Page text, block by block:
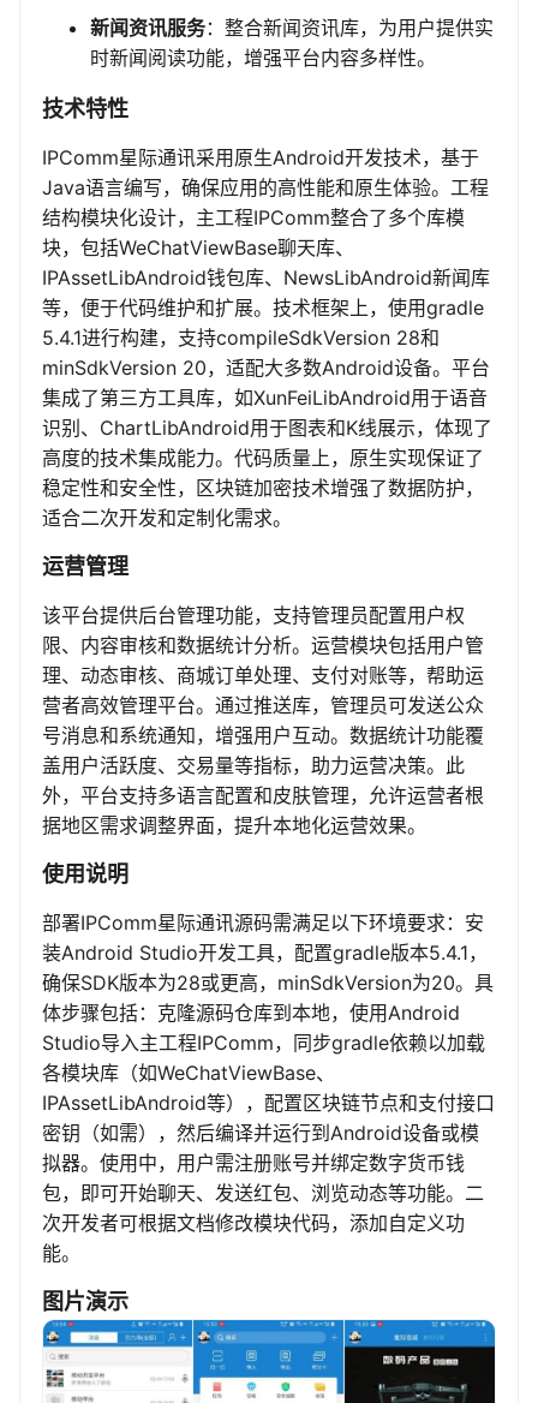
新闻资讯服务：整合新闻资讯库，为用户提供实
时新闻阅读功能，增强平台内容多样性。
技术特性
IPComm星际通讯采用原生Android开发技术，基于
Java语言编写，确保应用的高性能和原生体验。工程
结构模块化设计，主工程IPComm整合了多个库模
块，包括WeChatViewBase聊天库、
IPAssetLibAndroid钱包库、NewsLibAndroid新闻库
等，便于代码维护和扩展。技术框架上，使用gradle
5.4.1进行构建，支持compileSdkVersion 28和
minSdkVersion 20，适配大多数Android设备。平台
集成了第三方工具库，如XunFeiLibAndroid用于语音
识别、ChartLibAndroid用于图表和K线展示，体现了
高度的技术集成能力。代码质量上，原生实现保证了
稳定性和安全性，区块链加密技术增强了数据防护，
适合二次开发和定制化需求。
运营管理
该平台提供后台管理功能，支持管理员配置用户权
限、内容审核和数据统计分析。运营模块包括用户管
理、动态审核、商城订单处理、支付对账等，帮助运
营者高效管理平台。通过推送库，管理员可发送公众
号消息和系统通知，增强用户互动。数据统计功能覆
盖用户活跃度、交易量等指标，助力运营决策。此
外，平台支持多语言配置和皮肤管理，允许运营者根
据地区需求调整界面，提升本地化运营效果。
使用说明
部署IPComm星际通讯源码需满足以下环境要求：安
装Android Studio开发工具，配置gradle版本5.4.1，
确保SDK版本为28或更高，minSdkVersion为20。具
体步骤包括：克隆源码仓库到本地，使用Android
Studio导入主工程IPComm，同步gradle依赖以加载
各模块库（如WeChatViewBase、
IPAssetLibAndroid等），配置区块链节点和支付接口
密钥（如需），然后编译并运行到Android设备或模
拟器。使用中，用户需注册账号并绑定数字货币钱
包，即可开始聊天、发送红包、浏览动态等功能。二
次开发者可根据文档修改模块代码，添加自定义功
能。
图片演示